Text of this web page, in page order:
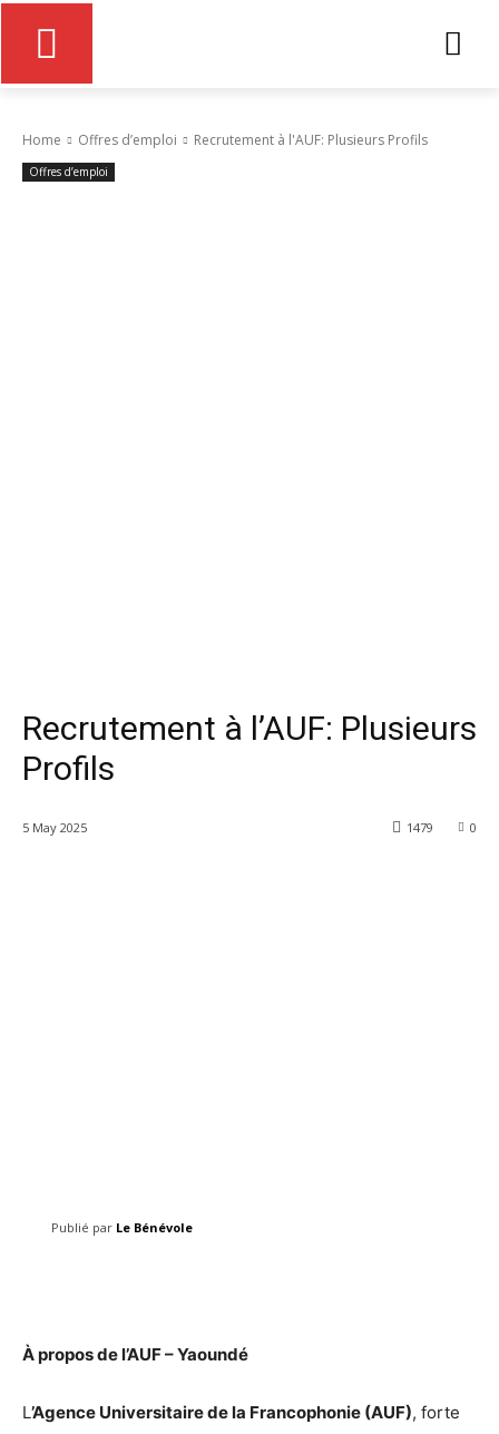
Home Offres d’emploi Recrutement à l'AUF: Plusieurs Profils
Offres d’emploi
Recrutement à l’AUF: Plusieurs
Profils
5 May 2025 0
1479
Publié par Le Bénévole
À propos de l’AUF – Yaoundé
L’Agence Universitaire de la Francophonie (AUF), forte